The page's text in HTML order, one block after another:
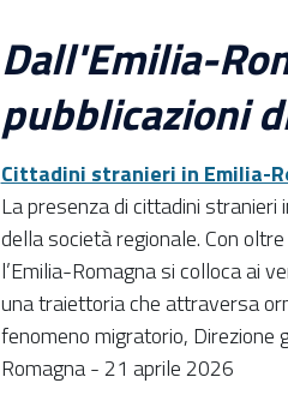
Dall'Emilia-
pubblicazioni
Cittadini stranieri in Emilia-
La presenza di cittadini
della società regionale. Con
l’Emilia-Romagna si colloca ai
una traiettoria che attraversa
fenomeno migratorio, Direzione
Romagna - 21 aprile 2026